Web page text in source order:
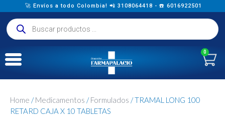
🚀 Envíos a todo Colombia! 📲 3108064418 - ☎️ 6016922501
0
Home /Medicamentos /Formulados / TRAMAL LONG 100
RETARD CAJA X 10 TABLETAS